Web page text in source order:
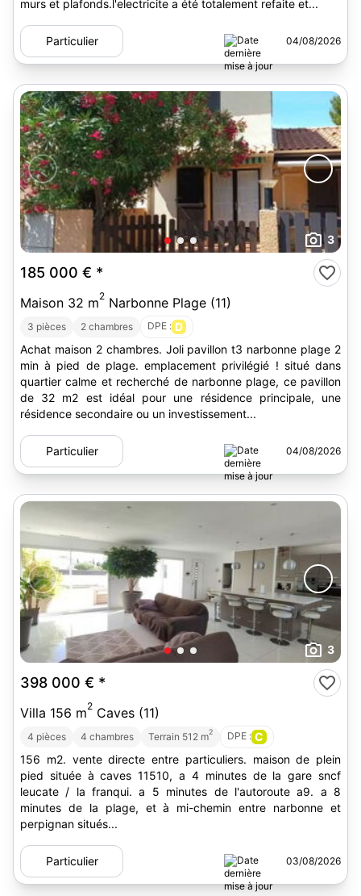
murs et plafonds.l'electricite a été totalement refaite et...
Particulier 04/08/2026
3
185 000 € *
Maison 32 m2 Narbonne Plage (11)
3 pièces 2 chambres DPE : D
Achat maison 2 chambres. Joli pavillon t3 narbonne plage 2
min à pied de plage. emplacement privilégié ! situé dans
quartier calme et recherché de narbonne plage, ce pavillon
de 32 m2 est idéal pour une résidence principale, une
résidence secondaire ou un investissement...
Particulier 04/08/2026
3
398 000 € *
Villa 156 m2 Caves (11)
4 pièces 4 chambres Terrain 512 m2 DPE : C
156 m2. vente directe entre particuliers. maison de plein
pied située à caves 11510, a 4 minutes de la gare sncf
leucate / la franqui. a 5 minutes de l'autoroute a9. a 8
minutes de la plage, et à mi-chemin entre narbonne et
perpignan situés...
Particulier 03/08/2026